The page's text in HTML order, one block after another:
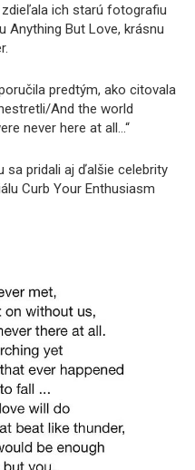
ich starú fotografiu
Anything But Love, krásnu
predtým, ako citovala
And the world
never here at all…“
sa pridali aj ďalšie celebrity
Curb Your Enthusiasm